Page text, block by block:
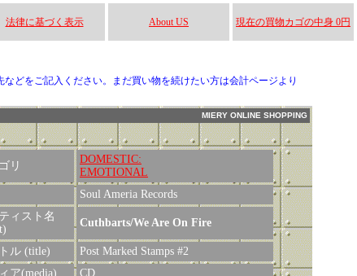
法律に基づく表示 About US 現在の買物カゴの中身 0円
どをご記入ください。まだ買い物を続けたい方は会計ページより
MIERY ONLINE SHOPPING
リ
DOMESTIC:
EMOTIONAL
Soul Ameria Records
ィスト名
Cuthbarts/We Are On Fire
ル (title)
Post Marked Stamps #2
ア(media)
CD